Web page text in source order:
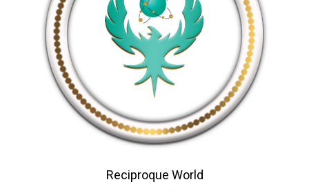
Reciproque World